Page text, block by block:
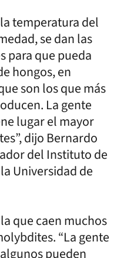
temperatura del
se dan las
para que pueda
hongos, en
son los que más
La gente
lugar el mayor
dijo Bernardo
del Instituto de
Universidad de
que caen muchos
“La gente
pueden